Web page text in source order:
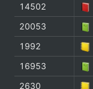
14502
20053
1992
16953
2630